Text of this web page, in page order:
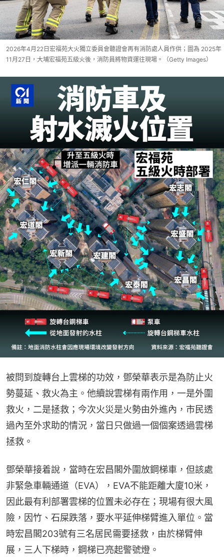
2026年4月22日宏福苑大火獨立委員會聽證會再有消防處人員作供；圖為 2025年
11月27日，大埔宏福苑五級火後，消防員將物資運往現場。（Getty Images）
被問到旋轉台上雲梯的功效，鄧榮華表示是為防止火
勢蔓延、救火為主。他續說雲梯有兩作用，一是外圍
救火，二是拯救；今次火災是火勢由外進內，市民透
過內至外求助的情況，當日只做過一個個案透過雲梯
拯救。
鄧榮華接着說，當時在宏昌閣外圍放鋼梯車，但該處
非緊急車輛通道（EVA），EVA不能距離大廈10米，
因此最有利部署雲梯的位置未必存在；現場有很大風
險，因竹、石屎跌落，要水平延伸梯臂進入單位。當
時宏昌閣203號有三名居民需要拯救，由於梯臂伸
展，三人下梯時，鋼梯已亮起警號燈。